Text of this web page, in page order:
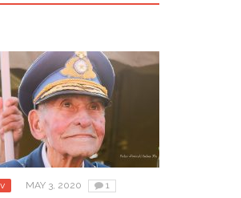
MAY 3, 2020 1